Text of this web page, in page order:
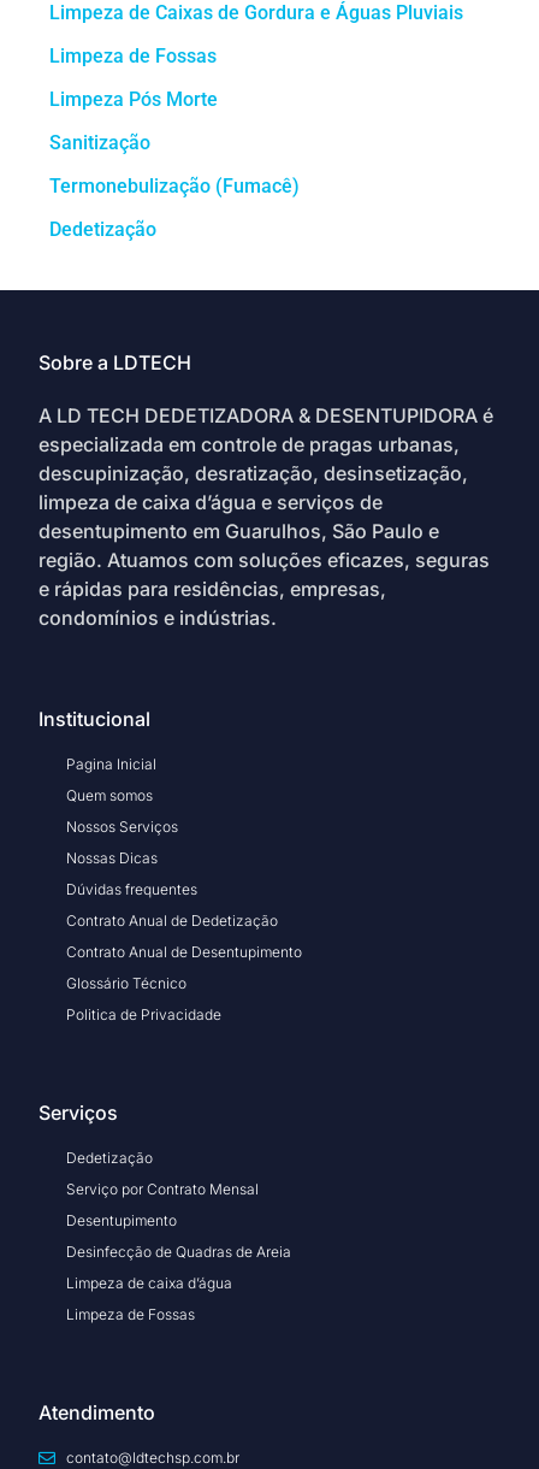
Limpeza de Caixas de Gordura e Águas Pluviais
Limpeza de Fossas
Limpeza Pós Morte
Sanitização
Termonebulização (Fumacê)
Dedetização
Sobre a LDTECH
A LD TECH DEDETIZADORA & DESENTUPIDORA é
especializada em controle de pragas urbanas,
descupinização, desratização, desinsetização,
limpeza de caixa d’água e serviços de
desentupimento em Guarulhos, São Paulo e
região. Atuamos com soluções eficazes, seguras
e rápidas para residências, empresas,
condomínios e indústrias.
Institucional
Pagina Inicial
Quem somos
Nossos Serviços
Nossas Dicas
Dúvidas frequentes
Contrato Anual de Dedetização
Contrato Anual de Desentupimento
Glossário Técnico
Politica de Privacidade
Serviços
Dedetização
Serviço por Contrato Mensal
Desentupimento
Desinfecção de Quadras de Areia
Limpeza de caixa d’água
Limpeza de Fossas
Atendimento
contato@ldtechsp.com.br